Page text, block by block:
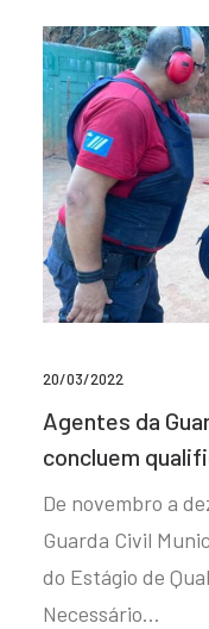
20/03/2022
Agentes da
concluem
De novembro a
Guarda Civil
do Estágio de
Necessário…